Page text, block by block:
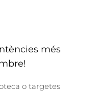
més
o targetes